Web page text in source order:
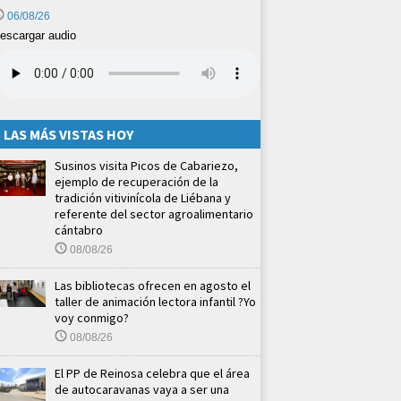
06/08/26
audio
LAS MÁS VISTAS HOY
Susinos visita Picos de Cabariezo,
ejemplo de recuperación de la
tradición vitivinícola de Liébana y
referente del sector agroalimentario
cántabro
08/08/26
Las bibliotecas ofrecen en agosto el
taller de animación lectora infantil ?Yo
voy conmigo?
08/08/26
El PP de Reinosa celebra que el área
de autocaravanas vaya a ser una